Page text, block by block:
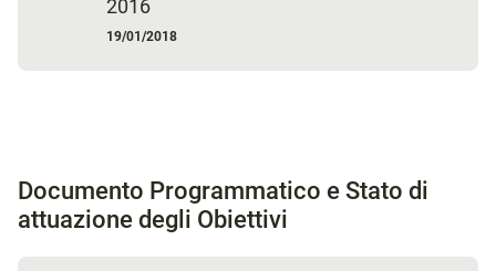
2016
19/01/2018
Documento Programmatico e Stato di
attuazione degli Obiettivi